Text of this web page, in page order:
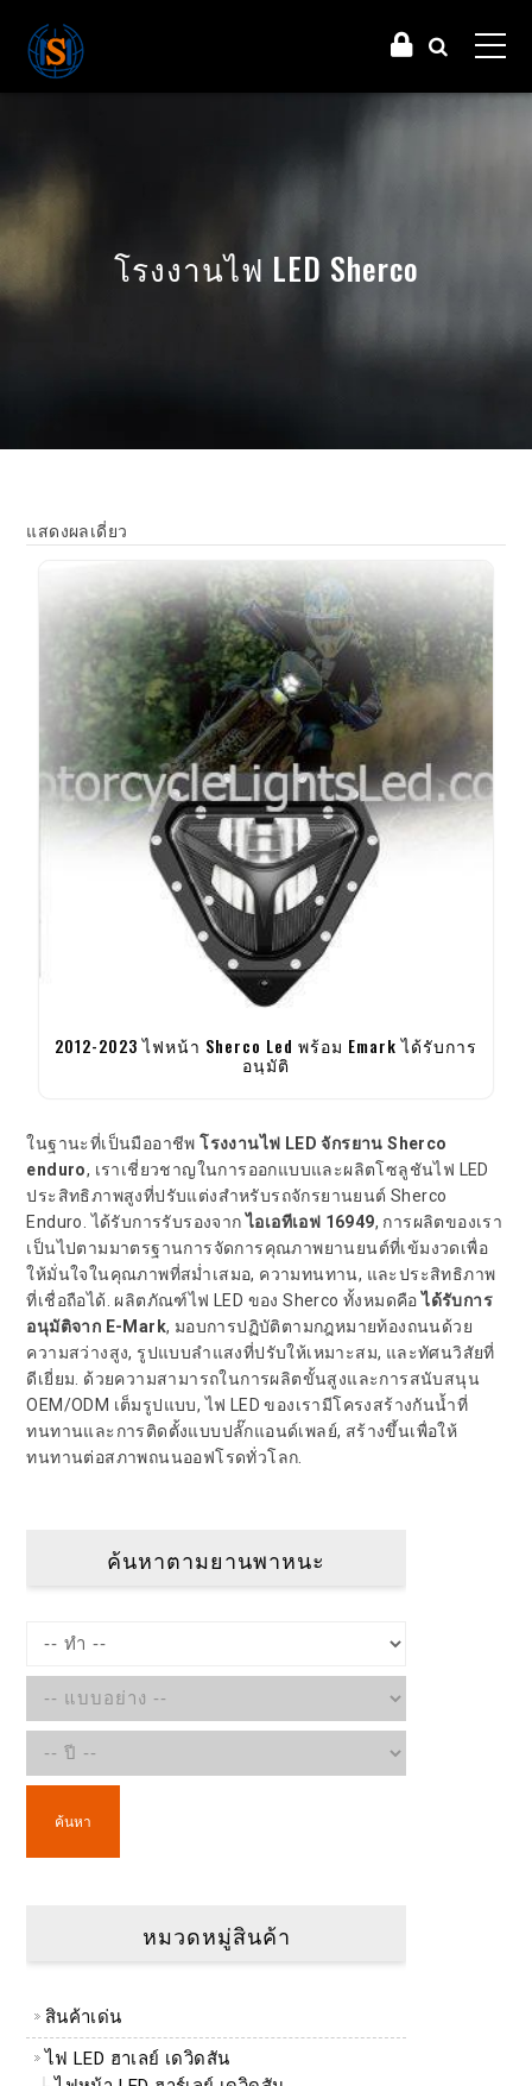
โรงงานไฟ LED Sherco
แสดงผลเดี่ยว
2012-2023 ไฟหน้า Sherco Led พร้อม Emark ได้รับการ
อนุมัติ
ในฐานะที่เป็นมืออาชีพโรงงานไฟ LED จักรยาน Sherco
enduro, เราเชี่ยวชาญในการออกแบบและผลิตโซลูชันไฟ LED
ประสิทธิภาพสูงที่ปรับแต่งสำหรับรถจักรยานยนต์ Sherco
Enduro. ได้รับการรับรองจากไอเอทีเอฟ 16949, การผลิตของเรา
เป็นไปตามมาตรฐานการจัดการคุณภาพยานยนต์ที่เข้มงวดเพื่อ
ให้มั่นใจในคุณภาพที่สม่ำเสมอ, ความทนทาน, และประสิทธิภาพ
ที่เชื่อถือได้. ผลิตภัณฑ์ไฟ LED ของ Sherco ทั้งหมดคือได้รับการ
อนุมัติจาก E-Mark, มอบการปฏิบัติตามกฎหมายท้องถนนด้วย
ความสว่างสูง, รูปแบบลำแสงที่ปรับให้เหมาะสม, และทัศนวิสัยที่
ดีเยี่ยม. ด้วยความสามารถในการผลิตขั้นสูงและการสนับสนุน
OEM/ODM เต็มรูปแบบ, ไฟ LED ของเรามีโครงสร้างกันน้ำที่
ทนทานและการติดตั้งแบบปลั๊กแอนด์เพลย์, สร้างขึ้นเพื่อให้
ทนทานต่อสภาพถนนออฟโรดทั่วโลก.
ค้นหาตามยานพาหนะ
ค้นหา
หมวดหมู่สินค้า
สินค้าเด่น
ไฟ LED ฮาเลย์ เดวิดสัน